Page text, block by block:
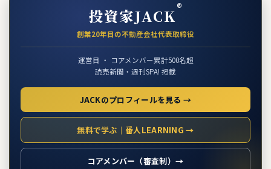
投資家JACK®
創業20年目の不動産会社代表取締役
運営目 ・ コアメンバー累計500名超
読売新聞・週刊SPA! 掲載
JACKのプロフィールを見る →
無料で学ぶ｜番人LEARNING →
コアメンバー（審査制）→